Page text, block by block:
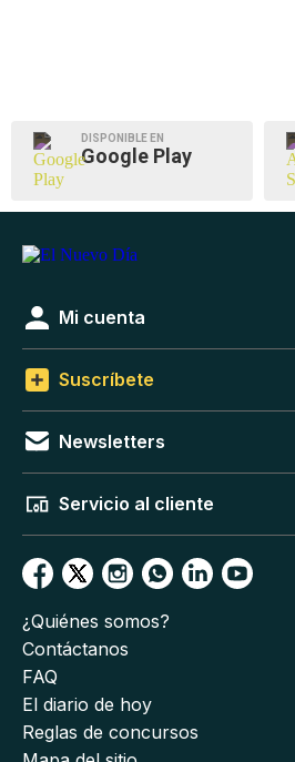
DISPONIBLE EN
Google Play
Mi cuenta
Suscríbete
Newsletters
Servicio al cliente
¿Quiénes somos?
Contáctanos
FAQ
El diario de hoy
Reglas de concursos